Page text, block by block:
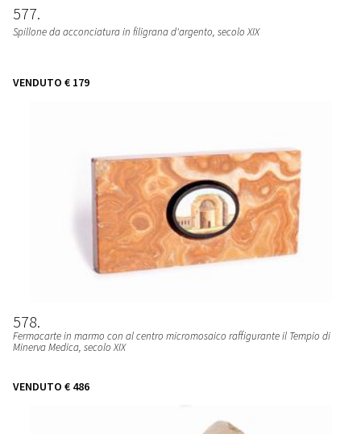
577
Spillone da acconciatura in filigrana d'argento, secolo XIX
VENDUTO € 179
578
Fermacarte in marmo con al centro micromosaico raffigurante il Tempio di
Minerva Medica, secolo XIX
VENDUTO € 486